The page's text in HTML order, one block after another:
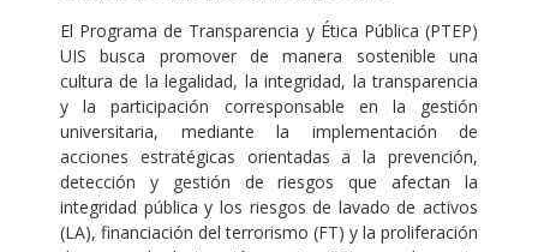
El Programa de Transparencia y Ética Pública (PTEP)
UIS busca promover de manera sostenible una
cultura de la legalidad, la integridad, la transparencia
y la participación corresponsable en la gestión
universitaria, mediante la implementación de
acciones estratégicas orientadas a la prevención,
detección y gestión de riesgos que afectan la
integridad pública y los riesgos de lavado de activos
(LA), financiación del terrorismo (FT) y la proliferación